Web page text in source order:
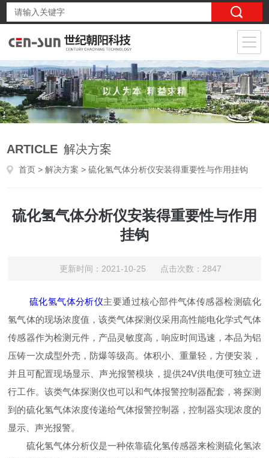
ARTICLE 解决方案
首页 >解决方案 > 硫化氢气体分析仪安装得重要性与作用挂钩
硫化氢气体分析仪安装得重要性与作用
挂钩
更新时间：2021-10-25 点击次数：2847
硫化氢气体分析仪主要通过核心部件气体传感器检测硫化
氢气体的现场浓度值，该类气体探测仪采用高性能电化学式气体
传感器作为检测元件，产品灵敏度高，响应时间迅速，本品为铝
压铸一次成型外壳，防爆等级高。体积小、重量轻，方便安装，
并且可配置现场显示、声光报警模块，提供24V供电便可独立进
行工作。该类气体探测仪也可以和气体报警控制器配套，将探测
到的硫化氢气体浓度传递给气体报警控制器，控制器实现浓度的
显示、声光报警。
硫化氢气体分析仪是一种依靠硫化氢传感器来检测硫化氢浓